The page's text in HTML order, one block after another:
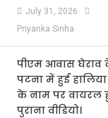
July 31, 2026
Priyanka Sinha
पीएम आवास घेराव
पटना में हुई
के नाम पर वायरल
पुराना वीडियो।